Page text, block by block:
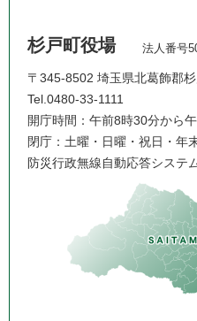
杉戸町役場 法人番号
〒345-8502 埼玉県北葛飾郡
Tel.0480-33-1111
開庁時間：午前8時30分から
閉庁：土曜・日曜・祝日・年
防災行政無線自動応答システ